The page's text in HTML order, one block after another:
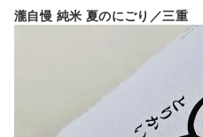
瀧自慢 純米 夏のにごり／三重